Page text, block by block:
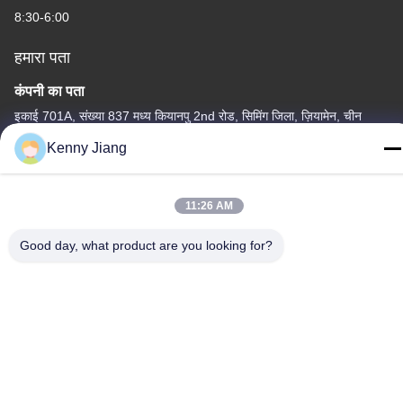
8:30-6:00
हमारा पता
कंपनी का पता
इकाई 701A, संख्या 837 मध्य कियानपु 2nd रोड, सिमिंग जिला, ज़ियामेन, चीन
फैक्टरी का पता
क्रमांक 72, योंगजुन रोड, वुफेंग गांव, चोंगवु टाउन, क्वानज़ोउ, फ़ुज़ियान, चीन
Kenny Jiang
11:26 AM
Good day, what product are you looking for?